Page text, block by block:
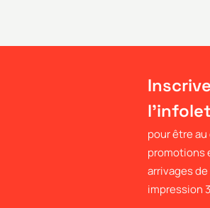
pour être
promotions
arrivages
impression